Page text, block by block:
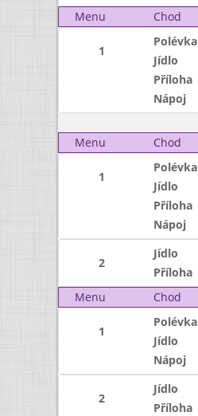
Menu
Chod
1
Polévka
Jídlo
Příloha
Nápoj
Menu
Chod
1
Polévka
Jídlo
Příloha
Nápoj
2
Jídlo
Příloha
Menu
Chod
1
Polévka
Jídlo
Nápoj
2
Jídlo
Příloha